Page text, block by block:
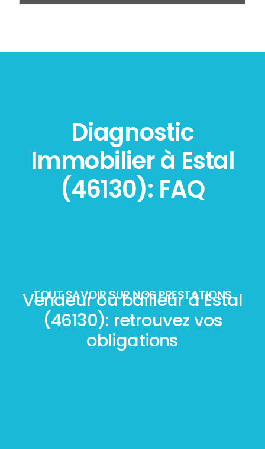
Diagnostic
Immobilier à Estal
(46130): FAQ
TOUT SAVOIR SUR NOS PRESTATIONS
Vendeur ou bailleur à Estal
(46130): retrouvez vos
obligations